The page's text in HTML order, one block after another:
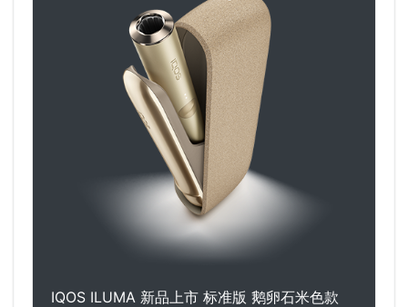
IQOS ILUMA 新品上市 标准版 鹅卵石米色款